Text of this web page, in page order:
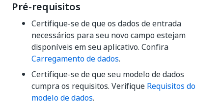
Pré-requisitos
Certifique-se de que os dados de entrada
necessários para seu novo campo estejam
disponíveis em seu aplicativo. Confira
Carregamento de dados.
Certifique-se de que seu modelo de dados
cumpra os requisitos. Verifique Requisitos do
modelo de dados.